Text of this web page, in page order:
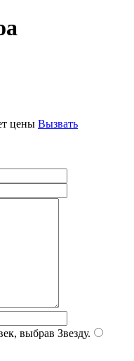
цены Вызвать
выбрав Звезду.